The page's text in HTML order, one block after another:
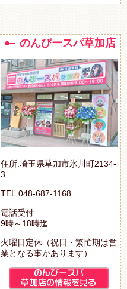
のんびースパ草加店
住所.埼玉県草加市氷川町2134-
3
TEL.048-687-1168
電話受付
9時～18時迄
火曜日定休（祝日・繁忙期は営
業となる事があります）